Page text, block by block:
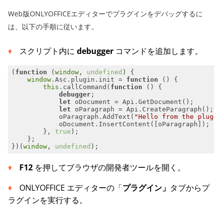
Web版ONLYOFFICEエディターでプラグインをデバッグするに
は、以下の手順に従います。
スクリプト内に debugger コマンドを追加します。
( function ( window, undefined )
window.Asc.plugin.init = function ( )
this .callCommand( function ( )
debugger
let
let
            oParagraph.AddText(
"Hello from the
        },
true
})( window, undefined
F12 を押してブラウザの開発者ツールを開く。
ONLYOFFICE エディターの「プラグイン」 タブからプ
ラグインを実行する。